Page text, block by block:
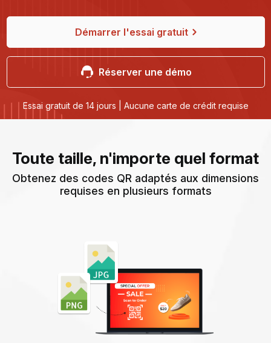
Démarrer l'essai gratuit
Réserver une démo
Essai gratuit de 14 jours | Aucune carte de crédit requise
Toute taille, n'importe quel format
Obtenez des codes QR adaptés aux dimensions
requises en plusieurs formats